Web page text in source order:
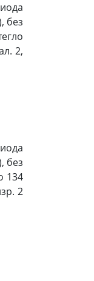
без
2,
без
134
2